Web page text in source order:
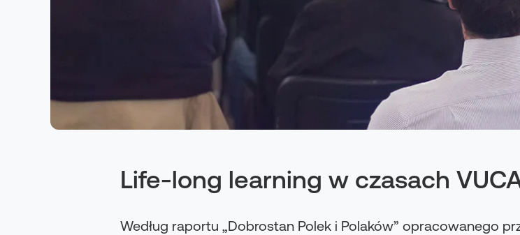
Life-long learning w czasach
Według raportu „Dobrostan Polek i Polaków” opracowanego